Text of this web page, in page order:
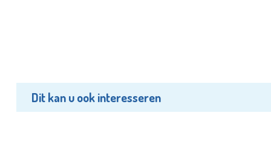
Dit kan u ook interesseren